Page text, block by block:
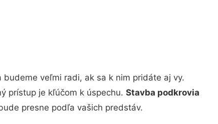
veľmi radi, ak sa k nim pridáte aj vy.
prístup je kľúčom k úspechu. Stavba podkrovia
presne podľa vašich predstáv.